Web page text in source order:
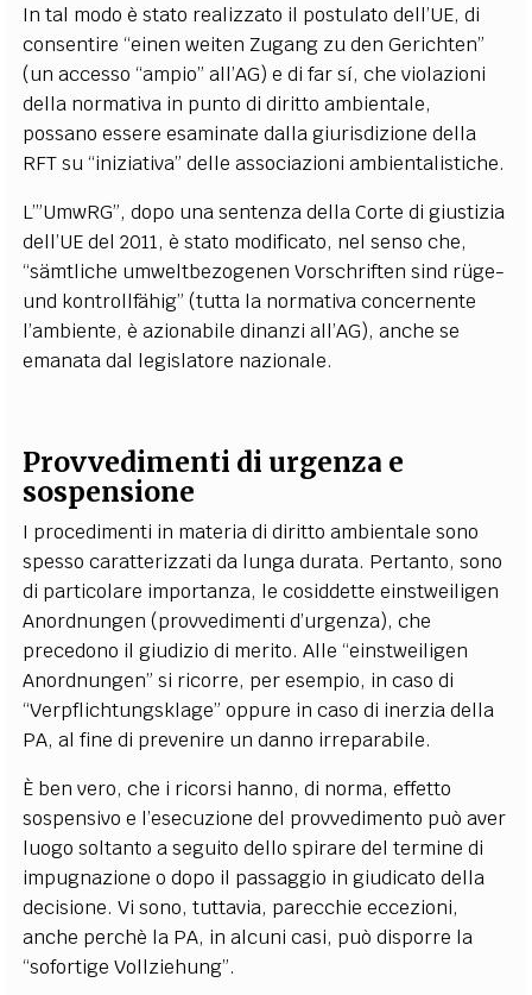
In tal modo è stato realizzato il postulato dell’UE, di
consentire “einen weiten Zugang zu den Gerichten”
(un accesso “ampio” all’AG) e di far sí, che violazioni
della normativa in punto di diritto ambientale,
possano essere esaminate dalla giurisdizione della
RFT su “iniziativa” delle associazioni ambientalistiche.
L’”UmwRG”, dopo una sentenza della Corte di giustizia
dell’UE del 2011, è stato modificato, nel senso che,
“sämtliche umweltbezogenen Vorschriften sind rüge-
und kontrollfähig” (tutta la normativa concernente
l’ambiente, è azionabile dinanzi all’AG), anche se
emanata dal legislatore nazionale.
Provvedimenti di urgenza e
sospensione
I procedimenti in materia di diritto ambientale sono
spesso caratterizzati da lunga durata. Pertanto, sono
di particolare importanza, le cosiddette einstweiligen
Anordnungen (provvedimenti d’urgenza), che
precedono il giudizio di merito. Alle “einstweiligen
Anordnungen” si ricorre, per esempio, in caso di
“Verpflichtungsklage” oppure in caso di inerzia della
PA, al fine di prevenire un danno irreparabile.
È ben vero, che i ricorsi hanno, di norma, effetto
sospensivo e l’esecuzione del provvedimento può aver
luogo soltanto a seguito dello spirare del termine di
impugnazione o dopo il passaggio in giudicato della
decisione. Vi sono, tuttavia, parecchie eccezioni,
anche perchè la PA, in alcuni casi, può disporre la
“sofortige Vollziehung”.